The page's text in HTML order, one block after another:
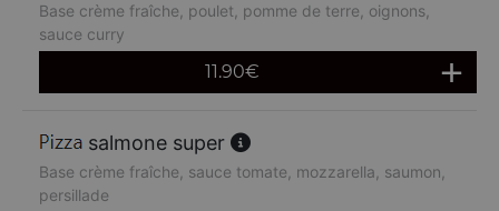
Base crème fraîche, poulet, pomme de terre, oignons,
sauce curry
11.90€
salmone super
Base crème fraîche, sauce tomate, mozzarella, saumon,
persillade